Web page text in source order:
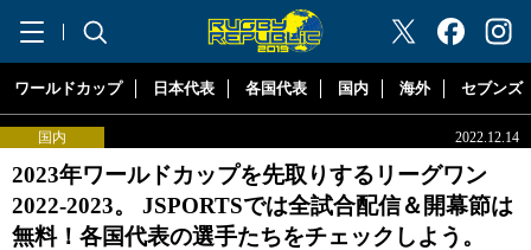
"ラグビーリパブリック"
ワールドカップ 日本代表 各国代表 国内 海外 セブンズ
国内 2022.12.14
2023年ワールドカップを先取りするリーグワン
2022-2023。 JSPORTSでは全試合配信＆開幕節は
無料！各国代表の選手たちをチェックしよう。